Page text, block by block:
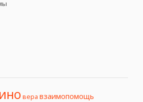
вера взаимопомощь